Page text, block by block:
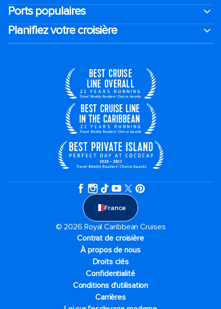
Ports populaires
Planifiez votre croisière
France
© 2026 Royal Caribbean Cruises
Contrat de croisière
À propos de nous
Droits clés
Confidentialité
Conditions d'utilisation
Carrières